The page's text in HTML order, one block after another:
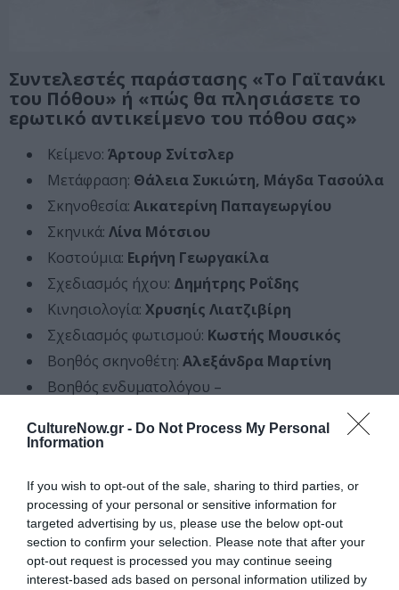
CultureNow.gr - Do Not Process My Personal
Information
If you wish to opt-out of the sale, sharing to third parties, or
processing of your personal or sensitive information for
targeted advertising by us, please use the below opt-out
section to confirm your selection. Please note that after your
opt-out request is processed you may continue seeing
interest-based ads based on personal information utilized by
Συντελεστές παράστασης «Το Γαϊτανάκι
του Πόθου» ή «πώς θα πλησιάσετε το
ερωτικό αντικείμενο του πόθου σας»
Κείμενο: Άρτουρ Σνίτσλερ
Μετάφραση: Θάλεια Συκιώτη, Μάγδα Τασούλα
Σκηνοθεσία: Αικατερίνη Παπαγεωργίου
Σκηνικά: Λίνα Μότσιου
Κοστούμια: Ειρήνη Γεωργακίλα
Σχεδιασμός ήχου: Δημήτρης Ροΐδης
Κινησιολογία: Χρυσηίς Λιατζιβίρη
Σχεδιασμός φωτισμού: Κωστής Μουσικός
Βοηθός σκηνοθέτη: Αλεξάνδρα Μαρτίνη
Βοηθός ενδυματολόγου –
Αναστασιάδου
Γλυπτικές εφαρμογές:
Σχεδιασμός μακιγιάζ:Τεό Ζωγραφάκι
Φωτογραφίες:Ελίνα Γιουνανλή
Γραφιστική επεξεργασία: Indigo Creative
Επικοινωνία:Μαρίκα Αρβανιτοπούλου